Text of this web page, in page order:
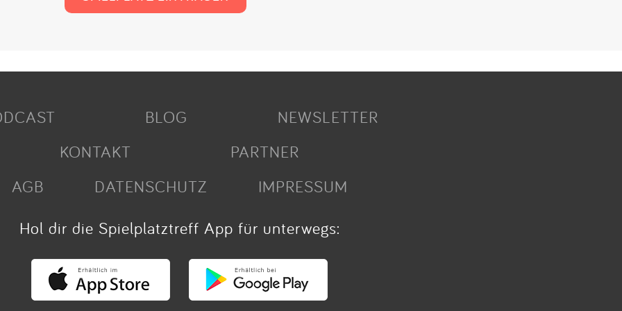
BLOG
NEWSLETTER
KONTAKT
PARTNER
AGB
DATENSCHUTZ
IMPRESSUM
Hol dir die Spielplatztreff App für unterwegs: